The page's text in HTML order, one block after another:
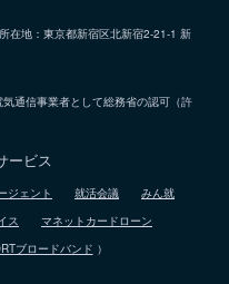
在地：東京都新宿区北新宿2-21-1 新
通信事業者として総務省の認可（許